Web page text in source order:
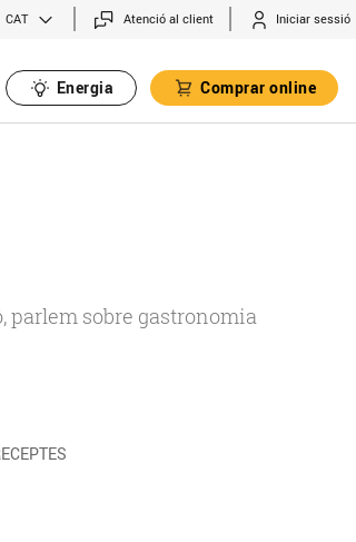
CAT Atenció al client Iniciar sessió
Energia Comprar online
parlem sobre gastronomia